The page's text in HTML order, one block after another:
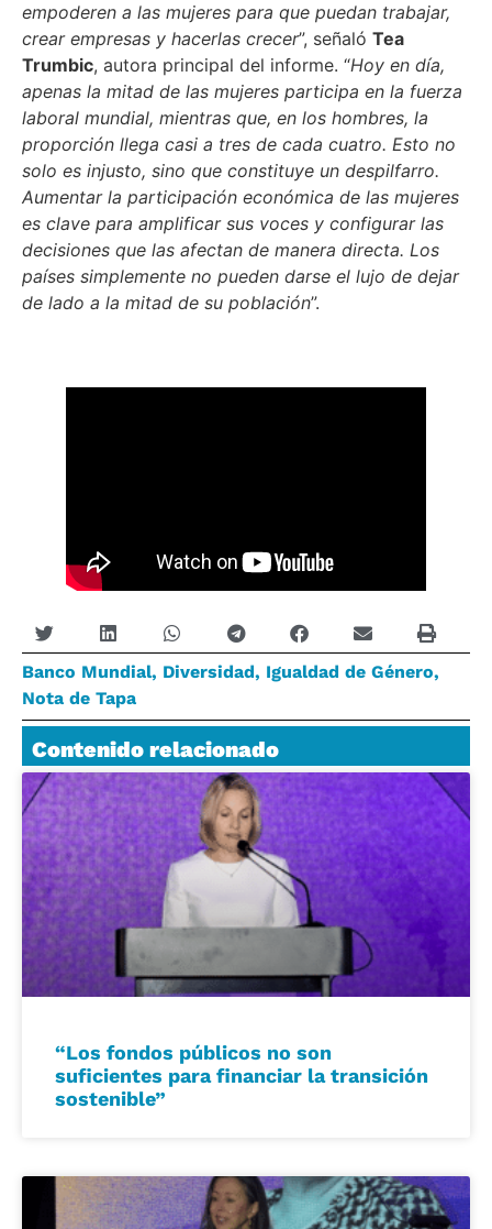
empoderen a las mujeres para que puedan trabajar,
crear empresas y hacerlas crecer”, señaló Tea
Trumbic, autora principal del informe. “Hoy en día,
apenas la mitad de las mujeres participa en la fuerza
laboral mundial, mientras que, en los hombres, la
proporción llega casi a tres de cada cuatro. Esto no
solo es injusto, sino que constituye un despilfarro.
Aumentar la participación económica de las mujeres
es clave para amplificar sus voces y configurar las
decisiones que las afectan de manera directa. Los
países simplemente no pueden darse el lujo de dejar
de lado a la mitad de su población”.
Banco Mundial, Diversidad, Igualdad de Género,
Nota de Tapa
Contenido relacionado
“Los fondos públicos no son
suficientes para financiar la transición
sostenible”